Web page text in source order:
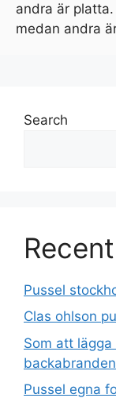
andra är
medan andra
Search
Pussel
Clas ohlson
Som att
backabranden
Pussel egna